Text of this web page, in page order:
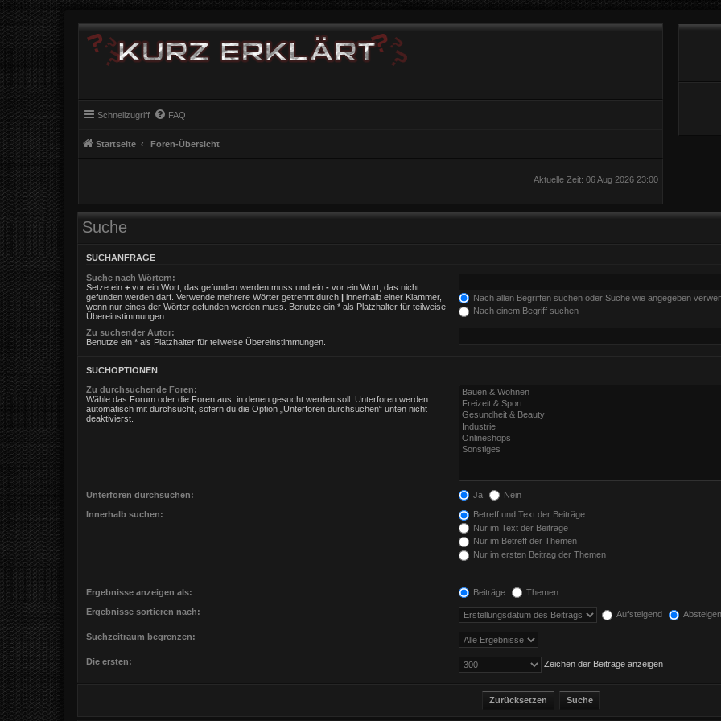
Schnellzugriff FAQ
Startseite Foren-Übersicht
Aktuelle Zeit: 06 Aug 2026 23:00
Suche
SUCHANFRAGE
Suche nach Wörtern:
Setze ein + vor ein Wort, das gefunden werden muss und ein - vor ein Wort, das nicht
gefunden werden darf. Verwende mehrere Wörter getrennt durch | innerhalb einer Klammer,
wenn nur eines der Wörter gefunden werden muss. Benutze ein * als Platzhalter für teilweise
Übereinstimmungen.
Nach allen Begriffen suchen oder Suche wie angegeben
Nach einem Begriff suchen
Zu suchender Autor:
Benutze ein * als Platzhalter für teilweise Übereinstimmungen.
SUCHOPTIONEN
Zu durchsuchende Foren:
Wähle das Forum oder die Foren aus, in denen gesucht werden soll. Unterforen werden
automatisch mit durchsucht, sofern du die Option „Unterforen durchsuchen“ unten nicht
deaktivierst.
Unterforen durchsuchen: Ja Nein
Innerhalb suchen:
Betreff und Text der Beiträge
Nur im Text der Beiträge
Nur im Betreff der Themen
Nur im ersten Beitrag der Themen
Ergebnisse anzeigen als: Beiträge Themen
Ergebnisse sortieren nach: Aufsteigend
Suchzeitraum begrenzen:
Die ersten: Zeichen der Beiträge anzeigen